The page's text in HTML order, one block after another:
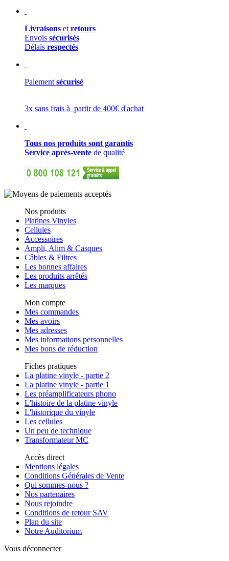
Livraisons et retours
Envois sécurisés
Délais respectés
Paiement sécurisé
3x sans frais à partir de 400€ d'achat
Tous nos produits sont garantis
Service après-vente de qualité
Nos produits
Platines Vinyles
Cellules
Accessoires
Ampli, Alim & Casques
Câbles & Filtres
Les bonnes affaires
Les produits arrêtés
Les marques
Mon compte
Mes commandes
Mes avoirs
Mes adresses
Mes informations personnelles
Mes bons de réduction
Fiches pratiques
La platine vinyle - partie 2
La platine vinyle - partie 1
Les préamplificateurs phono
L'histoire de la platine vinyle
L'historique du vinyle
Les cellules
Un peu de technique
Transformateur MC
Accès direct
Mentions légales
Conditions Générales de Vente
Qui sommes-nous ?
Nos partenaires
Nous rejoindre
Conditions de retour SAV
Plan du site
Notre Auditorium
Vous déconnecter